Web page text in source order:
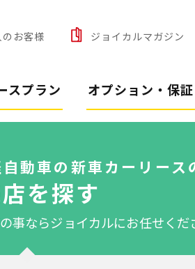
のお客様 ジョイカルマガジン
スプラン オプション・保証
動車の新車カーリース
を探す
事ならジョイカルにお任せくだ